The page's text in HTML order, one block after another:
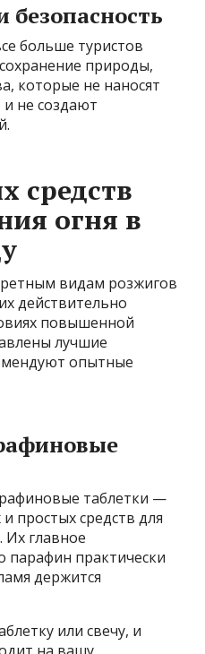
безопасность
больше туристов
природы,
которые не наносят
не создают
средств
огня в
видам розжигов
действительно
повышенной
лучшие
опытные
таблетки —
простых средств для
Их главное
парафин практически
держится
или свечу, и